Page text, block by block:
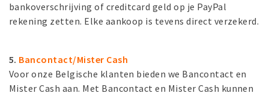
bankoverschrijving of creditcard geld op je PayPal
rekening zetten. Elke aankoop is tevens direct verzekerd.
5. Bancontact/Mister Cash
Voor onze Belgische klanten bieden we Bancontact en
Mister Cash aan. Met Bancontact en Mister Cash kunnen